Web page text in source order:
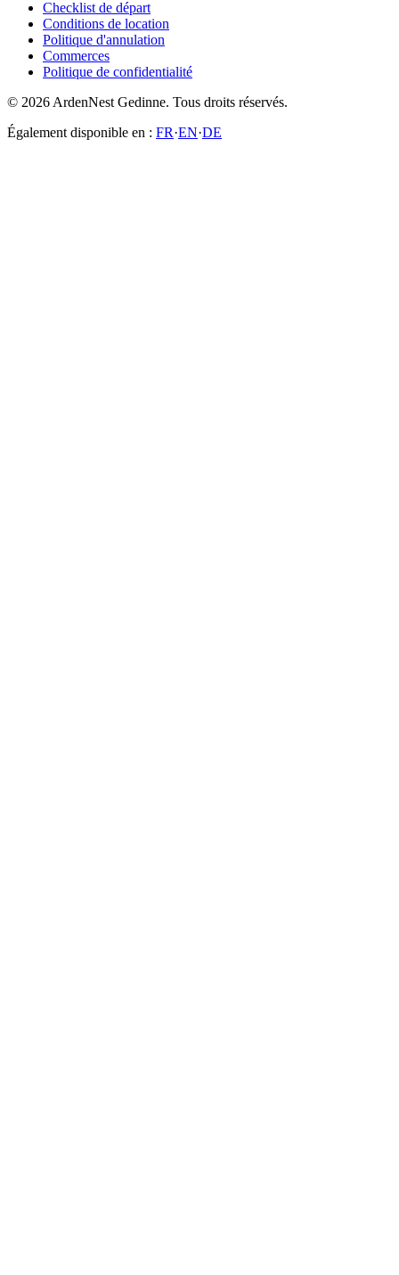
Checklist de départ
Conditions de location
Politique d'annulation
Commerces
Politique de confidentialité
© 2026 ArdenNest Gedinne. Tous droits réservés.
Également disponible en : FR·EN·DE